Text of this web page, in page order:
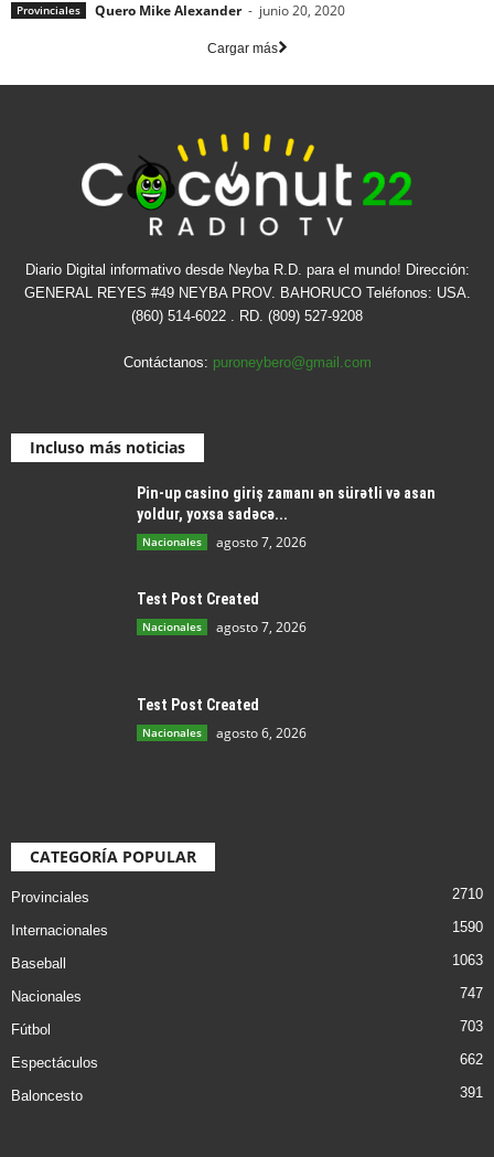
Provinciales Quero Mike Alexander - junio 20, 2020
Cargar más
Diario Digital informativo desde Neyba R.D. para el mundo! Dirección:
GENERAL REYES #49 NEYBA PROV. BAHORUCO Teléfonos: USA.
(860) 514-6022 . RD. (809) 527-9208
Contáctanos: puroneybero@gmail.com
Incluso más noticias
Pin-up casino giriş zamanı ən sürətli və asan
yoldur, yoxsa sadəcə...
Nacionales agosto 7, 2026
Test Post Created
Nacionales agosto 7, 2026
Test Post Created
Nacionales agosto 6, 2026
CATEGORÍA POPULAR
Provinciales 2710
Internacionales 1590
Baseball 1063
Nacionales 747
Fútbol 703
Espectáculos 662
Baloncesto 391